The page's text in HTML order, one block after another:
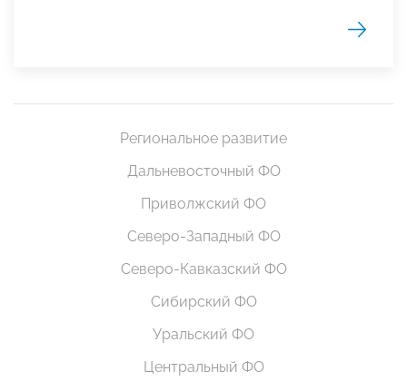
Региональное развитие
Дальневосточный ФО
Приволжский ФО
Северо-Западный ФО
Северо-Кавказский ФО
Сибирский ФО
Уральский ФО
Центральный ФО